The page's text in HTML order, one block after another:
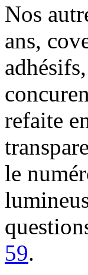
Nos
ans,
refaite
le
59.